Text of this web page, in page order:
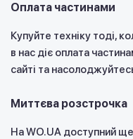
Оплата частинами
Купуйте техніку тоді,
в нас діє оплата
сайті та
Миттєва розстрочка
На WO.UA доступний